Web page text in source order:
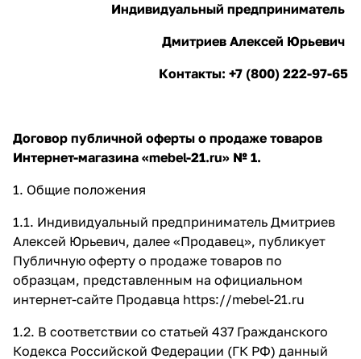
Индивидуальный предприниматель
Дмитриев Алексей Юрьевич
Контакты: +7 (800) 222-97-65
Договор публичной оферты о продаже товаров
Интернет-магазина «mebel-21.ru» № 1.
1. Общие положения
1.1. Индивидуальный предприниматель Дмитриев
Алексей Юрьевич, далее «Продавец», публикует
Публичную оферту о продаже товаров по
образцам, представленным на официальном
интернет-сайте Продавца https://mebel-21.ru
1.2. В соответствии со статьей 437 Гражданского
Кодекса Российской Федерации (ГК РФ) данный